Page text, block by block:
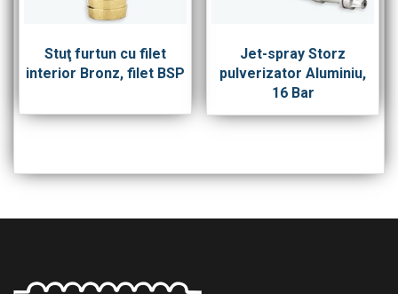
Stuţ furtun cu filet
interior Bronz, filet BSP
Jet-spray Storz
pulverizator Aluminiu,
16 Bar